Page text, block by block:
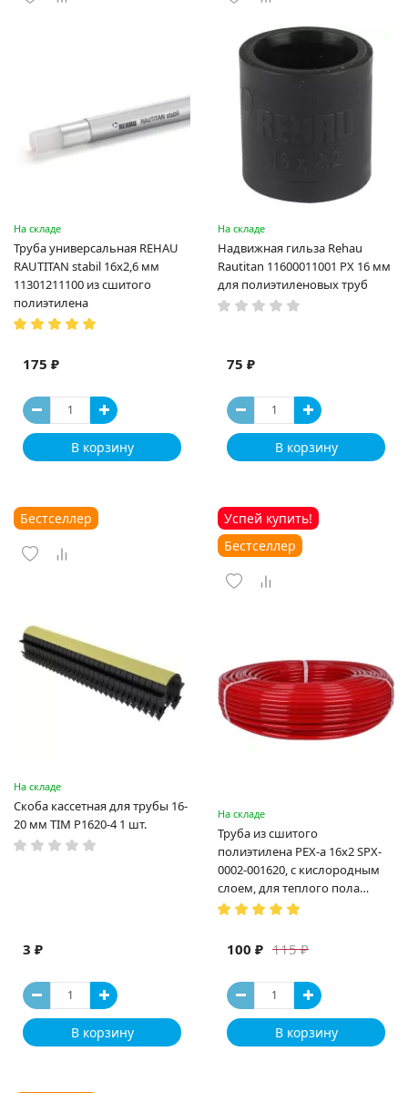
На складе
Труба универсальная REHAU
RAUTITAN stabil 16х2,6 мм
11301211100 из сшитого
полиэтилена
175 ₽
В корзину
На складе
Надвижная гильза Rehau
Rautitan 11600011001 PX 16 мм
для полиэтиленовых труб
75 ₽
В корзину
Бестселлер
На складе
Скоба кассетная для трубы 16-
20 мм TIM P1620-4 1 шт.
3 ₽
В корзину
Успей купить!
Бестселлер
На складе
Труба из сшитого
полиэтилена PEX-a 16х2 SPX-
0002-001620, с кислородным
слоем, для теплого пола
(Испания)
115 ₽
100 ₽
В корзину